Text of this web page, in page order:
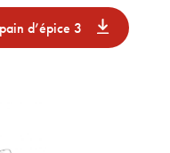
d’épice 3